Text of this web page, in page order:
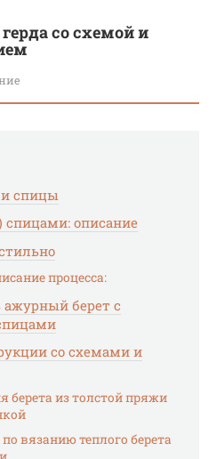
со схемой и
спицы
спицами: описание
процесса:
берет с
со схемами и
берета из толстой пряжи
вязанию теплого берета